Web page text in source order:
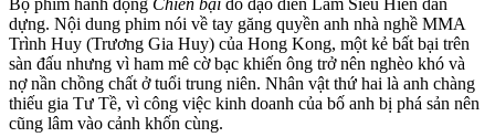
dựng. Nội dung phim nói về tay găng quyền anh nhà nghề MMA
Trình Huy (Trương Gia Huy) của Hong Kong, một kẻ bất bại trên
sàn đấu nhưng vì ham mê cờ bạc khiến ông trở nên nghèo khó và
nợ nần chồng chất ở tuổi trung niên. Nhân vật thứ hai là anh chàng
thiếu gia Tư Tề, vì công việc kinh doanh của bố anh bị phá sản nên
cũng lâm vào cảnh khốn cùng.